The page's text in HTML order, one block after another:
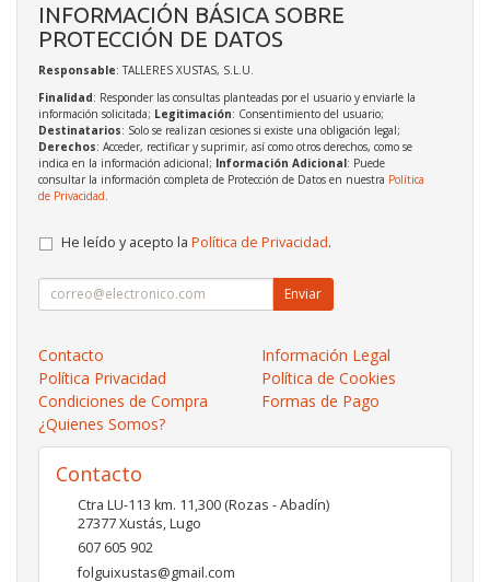
INFORMACIÓN BÁSICA SOBRE
PROTECCIÓN DE DATOS
Responsable: TALLERES XUSTAS, S.L.U.
Finalidad: Responder las consultas planteadas por el usuario y enviarle la
información solicitada; Legitimación: Consentimiento del usuario;
Destinatarios: Solo se realizan cesiones si existe una obligación legal;
Derechos: Acceder, rectificar y suprimir, así como otros derechos, como se
indica en la información adicional; Información Adicional: Puede
consultar la información completa de Protección de Datos en nuestra Política
de Privacidad
He leído y acepto la Política de Privacidad.
Enviar
Contacto
Información Legal
Política Privacidad
Política de Cookies
Condiciones de Compra
Formas de Pago
¿Quienes Somos?
Contacto
Ctra LU-113 km. 11,300 (Rozas - Abadín)
27377Xustás,Lugo
607 605 902
folguixustas@gmail.com